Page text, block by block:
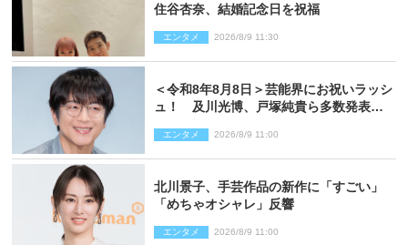
住谷杏奈、結婚記念日を祝福
エンタメ 2026/8/9 11:30
＜令和8年8月8日＞芸能界にお祝いラッシ
ュ！ 及川光博、戸塚純貴ら多数発表結
エンタメ 2026/8/9 11:00
北川景子、手芸作品の新作に「すごい」
「めちゃオシャレ」反響
エンタメ 2026/8/9 11:00